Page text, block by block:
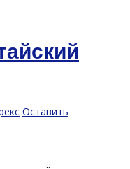
Оставить